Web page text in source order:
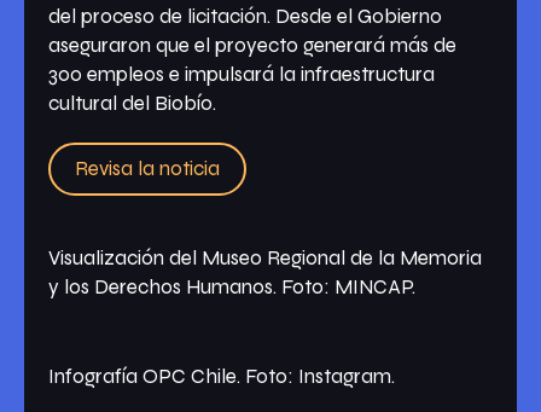
del proceso de licitación. Desde el Gobierno
aseguraron que el proyecto generará más de
300 empleos e impulsará la infraestructura
cultural del Biobío.
Revisa la noticia
Visualización del Museo Regional de la Memoria
y los Derechos Humanos. Foto: MINCAP.
Infografía OPC Chile. Foto: Instagram.